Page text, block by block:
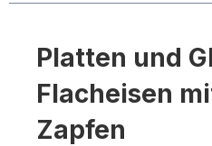
Platten und
Flacheisen
Zapfen